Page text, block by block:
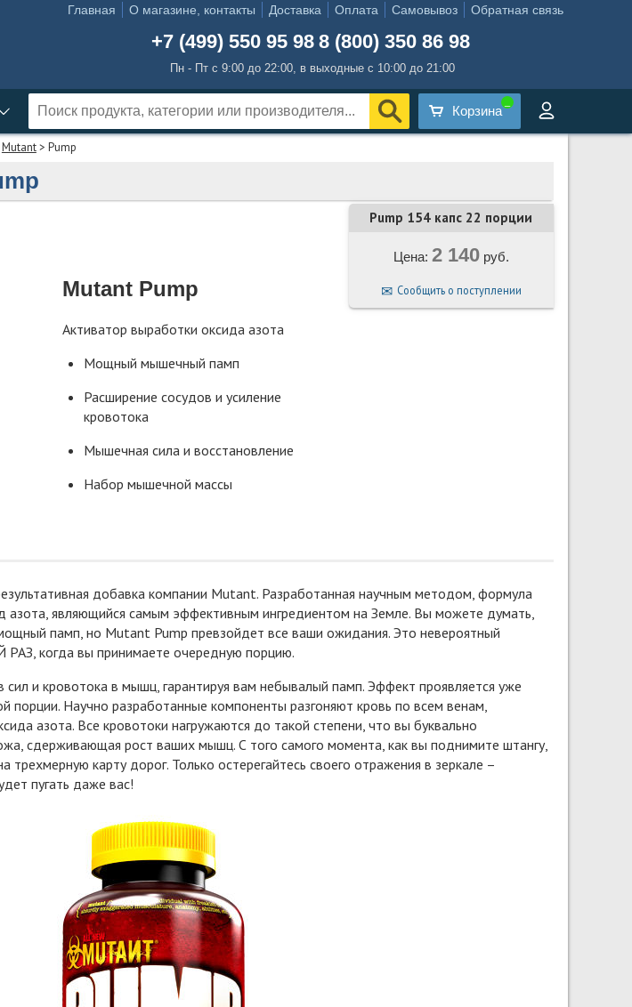
Главная О магазине, контакты Доставка Оплата Самовывоз Обратная связь
+7 (499) 550 95 98 8 (800) 350 86 98
Пн - Пт с 9:00 до 22:00, в выходные с 10:00 до 21:00
Корзина
Mutant> Pump
Mutant Pump
Активатор выработки оксида азота
Мощный мышечный памп
Расширение сосудов и усиление
кровотока
Мышечная сила и восстановление
Набор мышечной массы
Pump 154 капс 22 порции
Цена: 2 140руб.
Сообщить о поступлении
добавка компании Mutant. Разработанная научным методом, формула
азота, являющийся самым эффективным ингредиентом на Земле. Вы можете думать,
памп, но Mutant Pump превзойдет все ваши ожидания. Это невероятный
когда вы принимаете очередную порцию.
и кровотока в мышц, гарантируя вам небывалый памп. Эффект проявляется уже
порции. Научно разработанные компоненты разгоняют кровь по всем венам,
азота. Все кровотоки нагружаются до такой степени, что вы буквально
сдерживающая рост ваших мышц. С того самого момента, как вы поднимите штангу,
карту дорог. Только остерегайтесь своего отражения в зеркале –
пугать даже вас!